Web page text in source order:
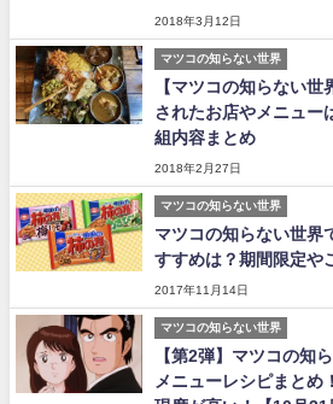
2018年3月12日
マツコの知らない世界
【マツコの知らない
されたお店やメニュー
組内容まとめ
2018年2月27日
マツコの知らない世界
マツコの知らない世界
すすめは？期間限定や
2017年11月14日
マツコの知らない世界
【第2弾】マツコの知
メニューレシピまとめ